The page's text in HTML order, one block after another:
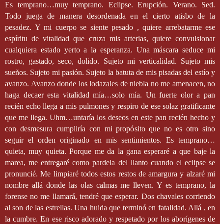
Es temprano…muy temprano. Eclipse. Erupción. Verano. Sed.
Todo juega de manera desordenada en el cierto atisbo de la
pesadez. Y mi cuerpo se siente pesado , quiere arrebatarme ese
espíritu de vitalidad que cruza mis arterias, quiere convulsionar
cualquiera estado yerto a la esperanza. Una máscara seduce mi
rostro, gastado, seco, dolido. Sujeto mi verticalidad. Sujeto mis
sueños. Sujeto mi pasión. Sujeto la batuta de mis pisadas del estío y
avanzo. Avanzo donde los lodazales de niebla no me amenacen, no
haga decaer esta vitalidad mía…solo mía. Un fuerte olor a pan
recién echo llega a mis pulmones y respiro de ese solaz gratificante
que me llega. Uhm…untaría los deseos en este pan recién hecho y
con desmesura cumpliría con mi propósito que no es otro sino
seguir el orden originado en mis sentimientos. Es temprano…
quieta, muy quieta. Porque me da la gana esperaré a que baje la
marea, me entregaré como pardela del llanto cuando el eclipse se
pronuncié. Me limpiaré todos estos restos de amargura y alzaré mi
nombre allá donde las olas calmas me lleven. Y es temprano, la
forense no me llamará, tendré que esperar. Dos chavales corriendo
al son de las estrellas. Una huida que terminó en fatalidad. Allá , en
la cumbre. En ese risco adorado y respetado por los aborígenes de